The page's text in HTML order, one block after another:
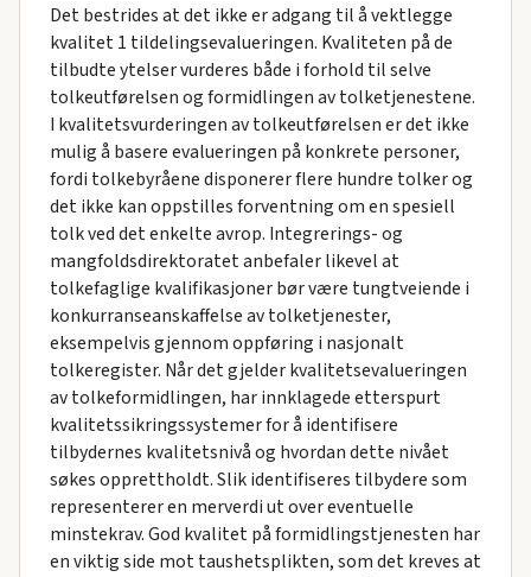
Det bestrides at det ikke er adgang til å vektlegge
kvalitet 1 tildelingsevalueringen. Kvaliteten på de
tilbudte ytelser vurderes både i forhold til selve
tolkeutførelsen og formidlingen av tolketjenestene.
I kvalitetsvurderingen av tolkeutførelsen er det ikke
mulig å basere evalueringen på konkrete personer,
fordi tolkebyråene disponerer flere hundre tolker og
det ikke kan oppstilles forventning om en spesiell
tolk ved det enkelte avrop. Integrerings- og
mangfoldsdirektoratet anbefaler likevel at
tolkefaglige kvalifikasjoner bør være tungtveiende i
konkurranseanskaffelse av tolketjenester,
eksempelvis gjennom oppføring i nasjonalt
tolkeregister. Når det gjelder kvalitetsevalueringen
av tolkeformidlingen, har innklagede etterspurt
kvalitetssikringssystemer for å identifisere
tilbydernes kvalitetsnivå og hvordan dette nivået
søkes opprettholdt. Slik identifiseres tilbydere som
representerer en merverdi ut over eventuelle
minstekrav. God kvalitet på formidlingstjenesten har
en viktig side mot taushetsplikten, som det kreves at